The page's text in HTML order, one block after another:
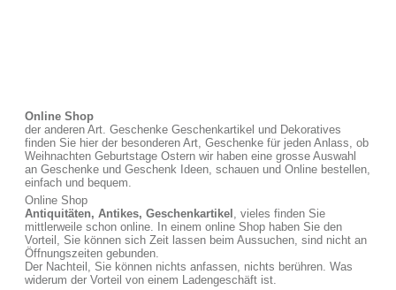
Online Shop
der anderen Art. Geschenke Geschenkartikel und Dekoratives
finden Sie hier der besonderen Art, Geschenke für jeden Anlass, ob
Weihnachten Geburtstage Ostern wir haben eine grosse Auswahl
an Geschenke und Geschenk Ideen, schauen und Online bestellen,
einfach und bequem.
Online Shop
Antiquitäten, Antikes, Geschenkartikel , vieles finden Sie
mittlerweile schon online. In einem online Shop haben Sie den
Vorteil, Sie können sich Zeit lassen beim Aussuchen, sind nicht an
Öffnungszeiten gebunden.
Der Nachteil, Sie können nichts anfassen, nichts berühren. Was
widerum der Vorteil von einem Ladengeschäft ist.